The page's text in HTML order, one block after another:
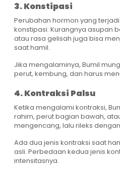
3. Konstipasi
Perubahan hormon yang
konstipasi. Kurangnya asupan
atau rasa gelisah juga bisa
saat hamil.
Jika mengalaminya, Bumil
perut, kembung, dan harus
4. Kontraksi Palsu
Ketika mengalami kontraksi,
rahim, perut bagian bawah,
mengencang, lalu rileks
Ada dua jenis kontraksi saat
asli. Perbedaan kedua jenis
intensitasnya.